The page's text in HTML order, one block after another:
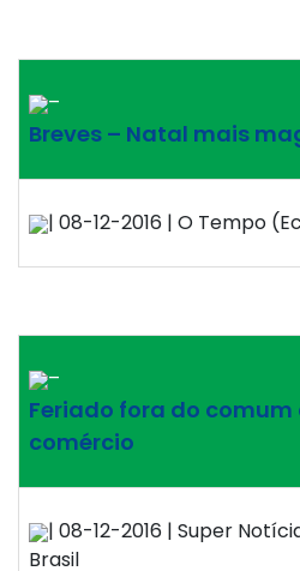
–
Breves – Natal mais
| 08-12-2016 | O Tempo
–
Feriado fora do
comércio
| 08-12-2016 | Super
Brasil